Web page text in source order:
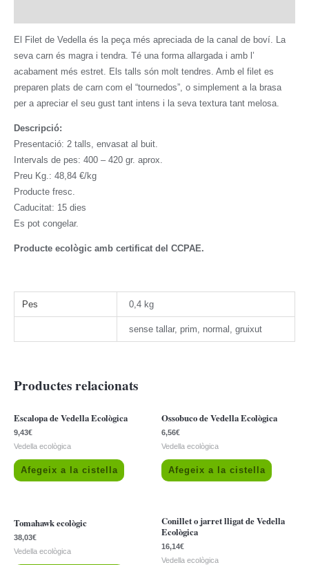
El Filet de Vedella és la peça més apreciada de la canal de boví. La
seva carn és magra i tendra. Té una forma allargada i amb l’
acabament més estret. Els talls són molt tendres. Amb el filet es
preparen plats de carn com el “tournedos”, o simplement a la brasa
per a apreciar el seu gust tant intens i la seva textura tant melosa.
Descripció:
Presentació: 2 talls, envasat al buit.
Intervals de pes: 400 – 420 gr. aprox.
Preu Kg.: 48,84 €/kg
Producte fresc.
Caducitat: 15 dies
Es pot congelar.
Producte ecològic amb certificat del CCPAE.
Pes 0,4 kg
sense tallar, prim, normal, gruixut
Productes relacionats
Escalopa de Vedella Ecològica
9,43€
Vedella ecològica
Afegeix a la cistella
Ossobuco de Vedella Ecològica
6,56€
Vedella ecològica
Afegeix a la cistella
Tomahawk ecològic
38,03€
Vedella ecològica
Conillet o jarret lligat de Vedella
Ecològica
16,14€
Vedella ecològica